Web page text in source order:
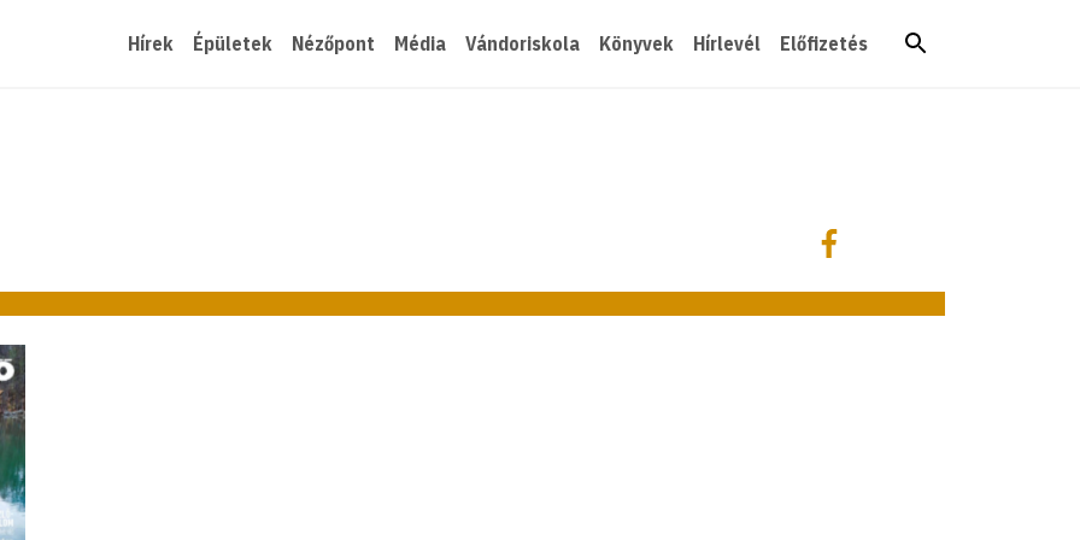
Hírek Épületek Nézőpont Média Vándoriskola Könyvek Hírlevél Előfizetés
Megosztás
Megosztás Facebookon